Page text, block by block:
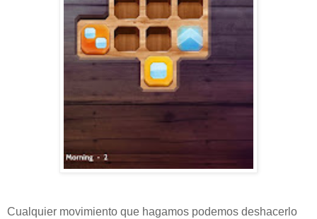
Cualquier movimiento que hagamos podemos deshacerlo